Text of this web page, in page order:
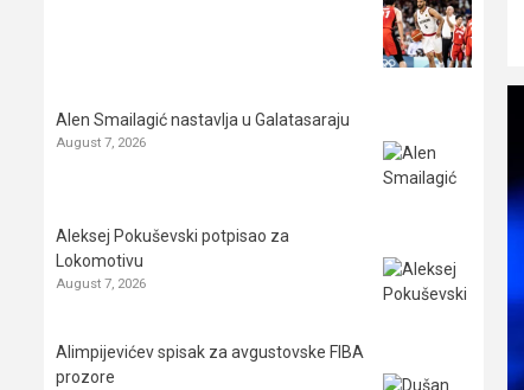
Alen Smailagić nastavlja u Galatasaraju
August 7, 2026
Aleksej Pokuševski potpisao za
Lokomotivu
August 7, 2026
Alimpijevićev spisak za avgustovske FIBA
prozore